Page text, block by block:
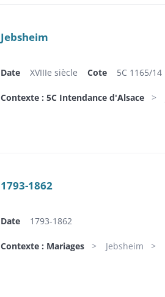
Jebsheim
Date XVIIIe siècle Cote 5C 1165/14
Contexte : 5C Intendance d'Alsace
1793-1862
Date 1793-1862
Contexte : Mariages Jebsheim